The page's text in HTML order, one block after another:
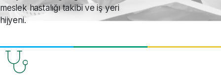
bilgi@beyhekimosgb.com
meslek hastalığı takibi ve iş yeri
hijyeni.